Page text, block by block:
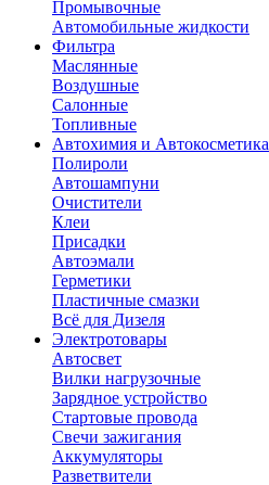
Промывочные
Автомобильные жидкости
Фильтра
Маслянные
Воздушные
Салонные
Топливные
Автохимия и Автокосметика
Полироли
Автошампуни
Очистители
Клеи
Присадки
Автоэмали
Герметики
Пластичные смазки
Всё для Дизеля
Электротовары
Автосвет
Вилки нагрузочные
Зарядное устройство
Стартовые провода
Свечи зажигания
Аккумуляторы
Разветвители